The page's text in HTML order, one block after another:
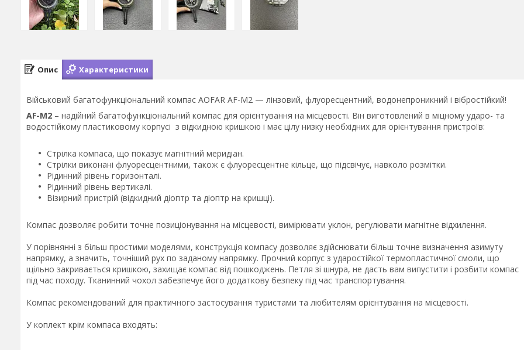
Опис Характеристики
Військовий багатофункціональний компас AOFAR AF-M2 — лінзовий, флуоресцентний, водонепроникний і вібростійкий!
AF-M2 – надійний багатофункціональний компас для орієнтування на місцевості. Він виготовлений в міцному ударо- та
водостійкому пластиковому корпусі з відкидною кришкою і має цілу низку необхідних для орієнтування пристроїв:
Стрілка компаса, що показує магнітний меридіан.
Стрілки виконані флуоресцентними, також є флуоресцентне кільце, що підсвічує, навколо розмітки.
Рідинний рівень горизонталі.
Рідинний рівень вертикалі.
Візирний пристрій (відкидний діоптр та діоптр на кришці).
Компас дозволяє робити точне позиціонування на місцевості, вимірювати уклон, регулювати магнітне відхилення.
У порівнянні з більш простими моделями, конструкція компасу дозволяє здійснювати більш точне визначення азимуту
напрямку, а значить, точніший рух по заданому напрямку. Прочний корпус з ударостійкої термопластичної смоли, що
щільно закривається кришкою, захищає компас від пошкоджень. Петля зі шнура, не дасть вам випустити і розбити компас
під час походу. Тканинний чохол забезпечує його додаткову безпеку під час транспортування.
Компас рекомендований для практичного застосування туристами та любителям орієнтування на місцевості.
У коплект крім компаса входять: